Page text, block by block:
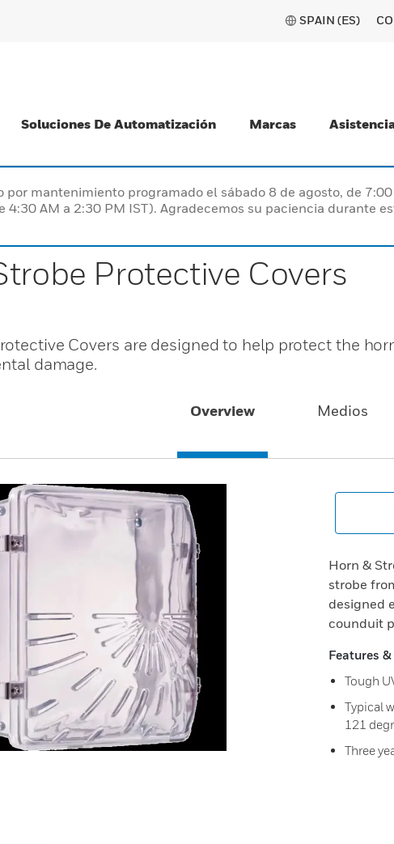
SPAIN (ES)
Soluciones De Automatización Marcas
por mantenimiento programado el sábado 8 de agosto, de
4:30 AM a 2:30 PM IST). Agradecemos su paciencia durante
Protective Covers
Covers are designed to help protect the
damage.
Overview Medios
Horn &
strobe
designed
counduit
Features
Tough
Typical
121
Three